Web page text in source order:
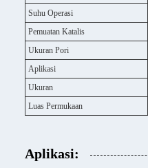
Suhu Operasi
Pemuatan Katalis
Ukuran Pori
Aplikasi
Ukuran
Luas Permukaan
Aplikasi: